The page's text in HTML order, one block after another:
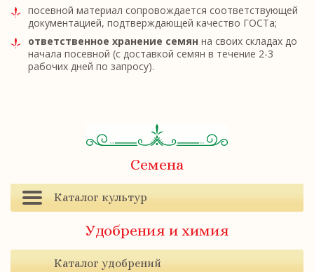
Семена
Каталог культур
Удобрения и химия
Каталог удобрений
посевной материал сопровождается соответствующей
документацией, подтверждающей качество ГОСТа;
ответственное хранение семян на своих складах до
начала посевной (с доставкой семян в течение 2-3
рабочих дней по запросу).